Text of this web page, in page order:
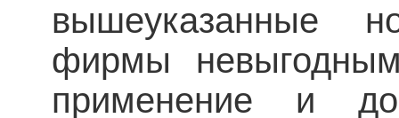
вышеуказанные
фирмы
применение и